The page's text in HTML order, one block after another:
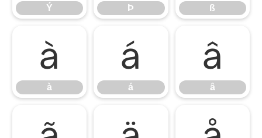
Ý Þ ß
à
à
á
á
â
â